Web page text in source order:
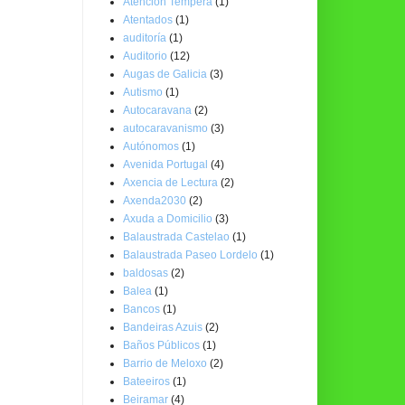
Atentados (1)
auditoría (1)
Auditorio (12)
Augas de Galicia (3)
Autismo (1)
Autocaravana (2)
autocaravanismo (3)
Autónomos (1)
Avenida Portugal (4)
Axencia de Lectura (2)
Axenda2030 (2)
Axuda a Domicilio (3)
Balaustrada Castelao (1)
Balaustrada Paseo Lordelo (1)
baldosas (2)
Balea (1)
Bancos (1)
Bandeiras Azuis (2)
Baños Públicos (1)
Barrio de Meloxo (2)
Bateeiros (1)
Beiramar (4)